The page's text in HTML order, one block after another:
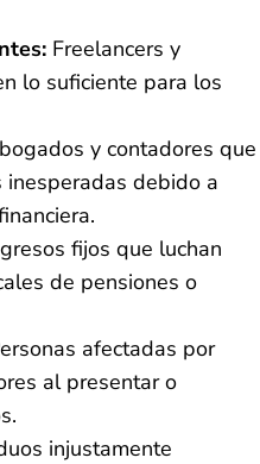
Freelancers y
lo suficiente para los
y contadores que
debido a
fijos que luchan
de pensiones o
afectadas por
al presentar o
injustamente